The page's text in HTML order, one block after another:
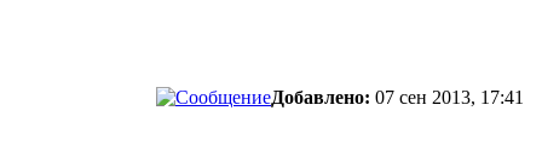
Добавлено: 07 сен 2013, 17:41